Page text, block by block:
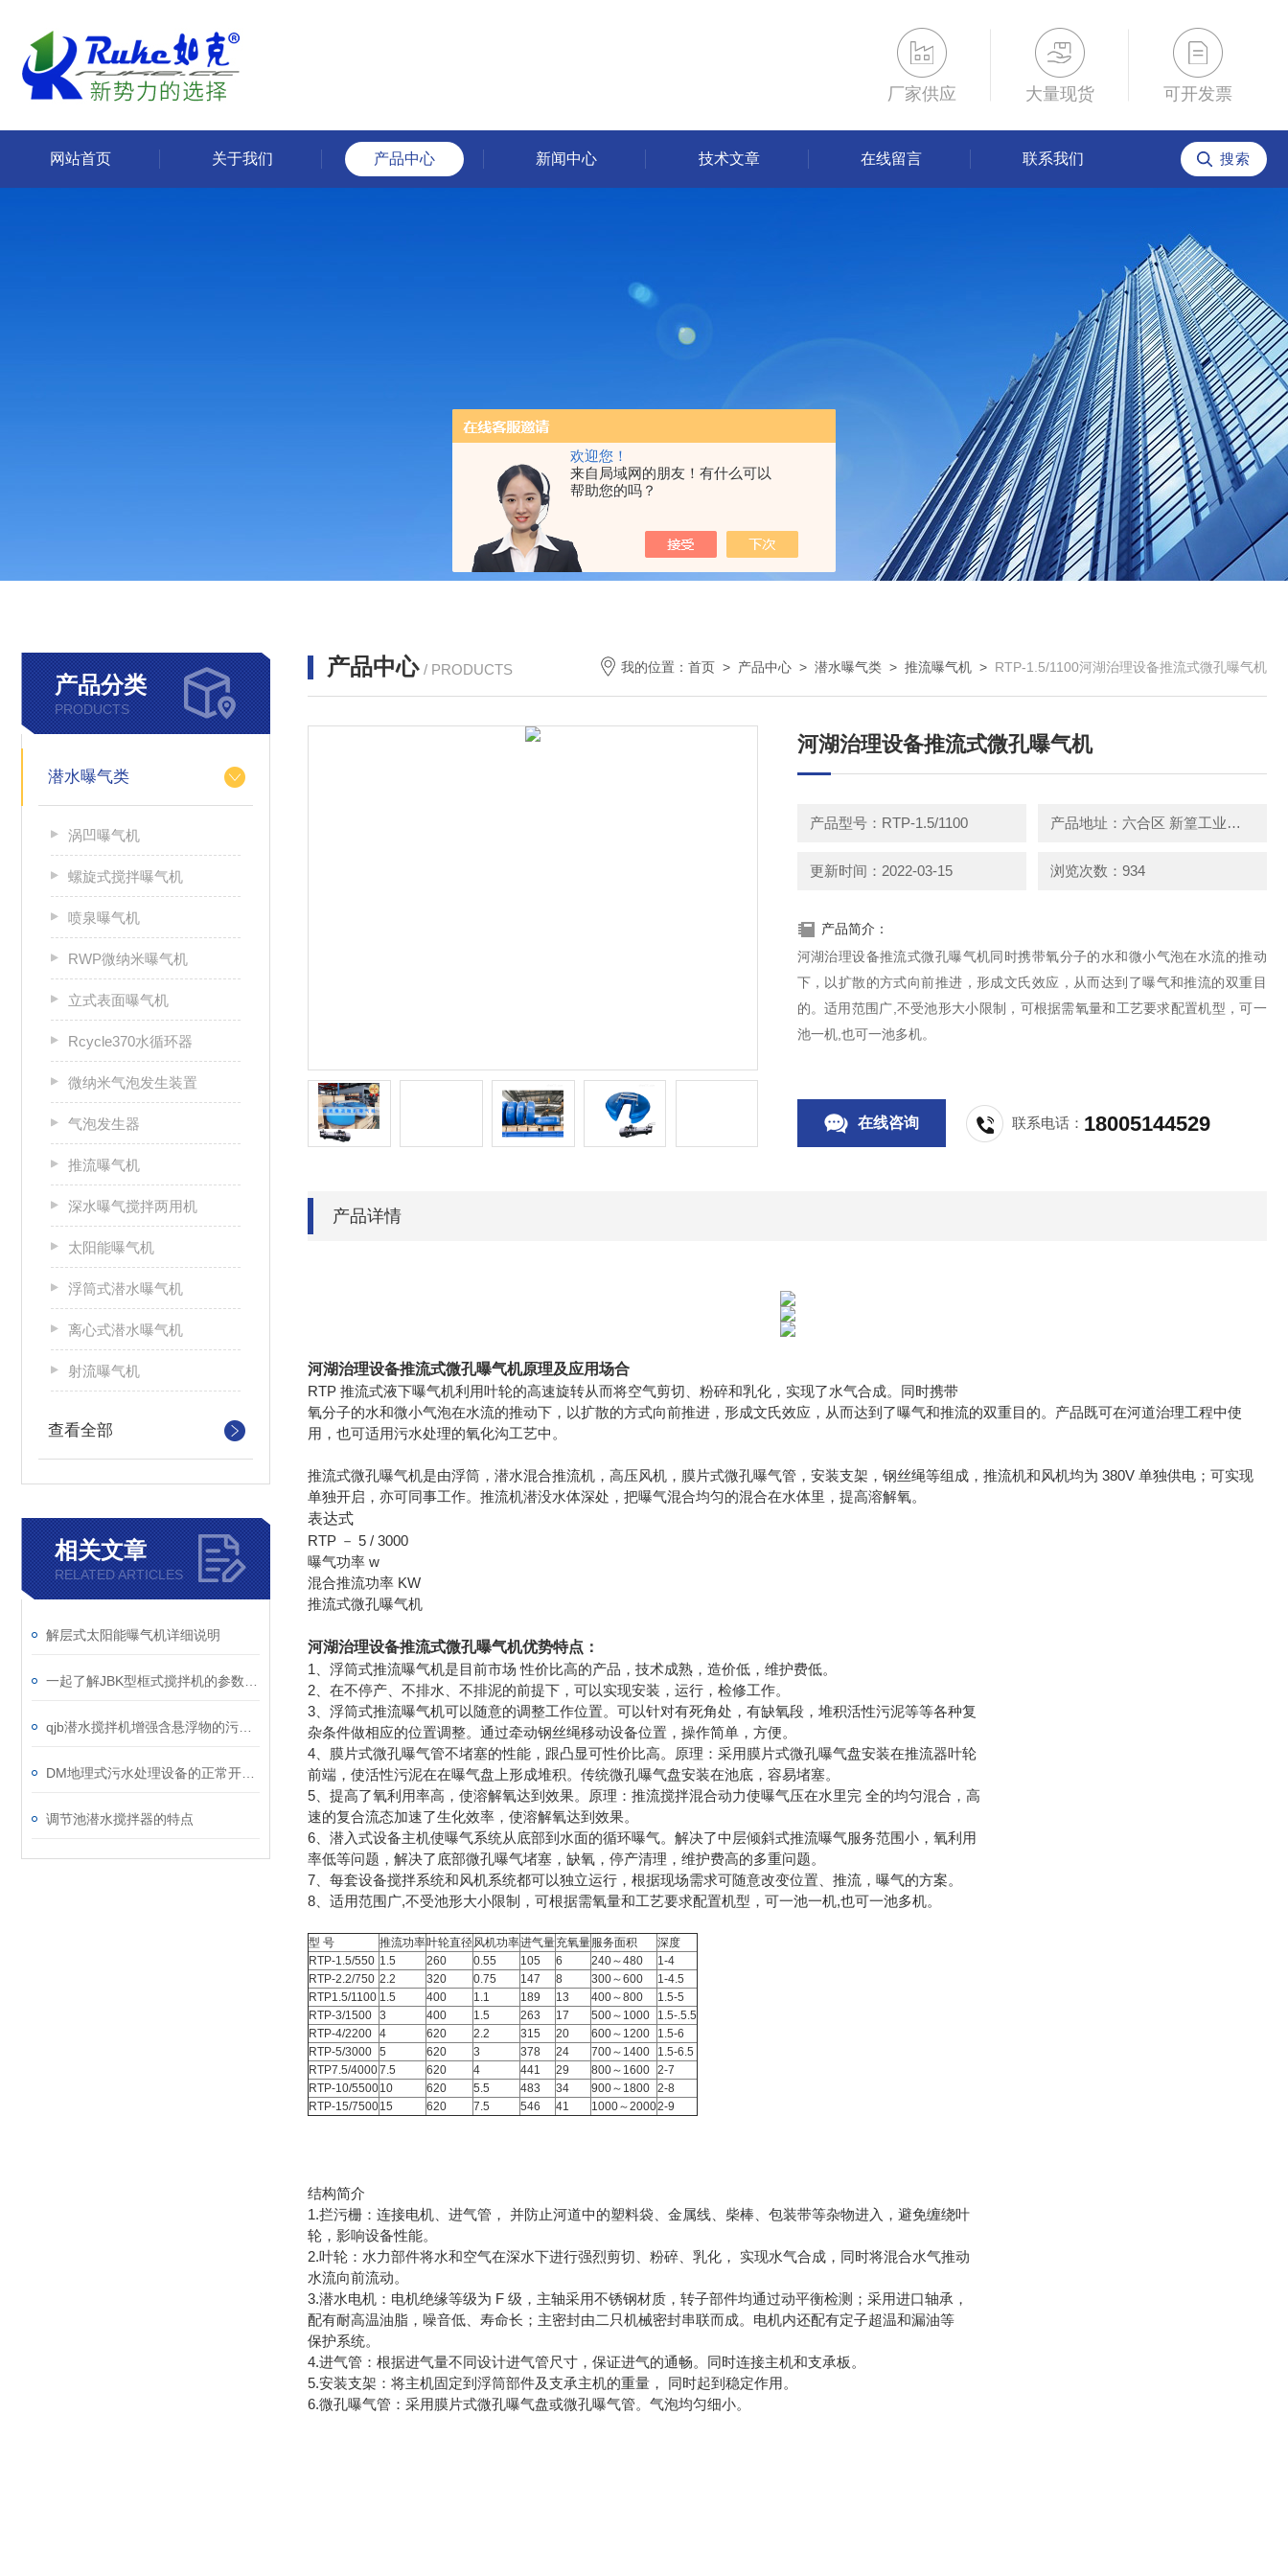
欢迎您！
来自局域网的朋友！有什么可以
帮助您的吗？
厂家供应 大量现货 可开发票
网站首页 关于我们 产品中心 新闻中心 技术文章 在线留言 联系我们
产品分类
PRODUCTS
潜水曝气类
涡凹曝气机
螺旋式搅拌曝气机
喷泉曝气机
RWP微纳米曝气机
立式表面曝气机
Rcycle370水循环器
微纳米气泡发生装置
气泡发生器
推流曝气机
深水曝气搅拌两用机
太阳能曝气机
浮筒式潜水曝气机
离心式潜水曝气机
射流曝气机
查看全部
相关文章
RELATED ARTICLES
解层式太阳能曝气机详细说明
调节池潜水搅拌器的特点
产品中心 / PRODUCTS 我的位置： 首页 > 产品中心 > 潜水曝气类 > 推流曝气机 > RTP-1.5/1100河湖治理设备推流式微孔曝气机
河湖治理设备推流式微孔曝气机
产品型号：RTP-1.5/1100 产品地址：六合区 新篁工业园园区中路3号
更新时间：2022-03-15 浏览次数：934
产品简介：
河湖治理设备推流式微孔曝气机同时携带氧分子的水和微小气泡在水流的推动
下，以扩散的方式向前推进，形成文氏效应，从而达到了曝气和推流的双重目
的。适用范围广,不受池形大小限制，可根据需氧量和工艺要求配置机型，可一
池一机,也可一池多机。
在线咨询 联系电话： 18005144529
产品详情
河湖治理设备推流式微孔曝气机原理及应用场合
RTP 推流式液下曝气机利用叶轮的高速旋转从而将空气剪切、粉碎和乳化，实现了水气合成。同时携带
氧分子的水和微小气泡在水流的推动下，以扩散的方式向前推进，形成文氏效应，从而达到了曝气和推流的双重目的。产品既可在河道治理工程中使
用，也可适用污水处理的氧化沟工艺中。
推流式微孔曝气机是由浮筒，潜水混合推流机，高压风机，膜片式微孔曝气管，安装支架，钢丝绳等组成，推流机和风机均为 380V 单独供电；可实现
单独开启，亦可同事工作。推流机潜没水体深处，把曝气混合均匀的混合在水体里，提高溶解氧。
表达式
RTP － 5 / 3000
曝气功率 w
混合推流功率 KW
推流式微孔曝气机
河湖治理设备推流式微孔曝气机优势特点：
1、浮筒式推流曝气机是目前市场 性价比高的产品，技术成熟，造价低，维护费低。
2、在不停产、不排水、不排泥的前提下，可以实现安装，运行，检修工作。
3、浮筒式推流曝气机可以随意的调整工作位置。可以针对有死角处，有缺氧段，堆积活性污泥等等各种复
杂条件做相应的位置调整。通过牵动钢丝绳移动设备位置，操作简单，方便。
4、膜片式微孔曝气管不堵塞的性能，跟凸显可性价比高。原理：采用膜片式微孔曝气盘安装在推流器叶轮
前端，使活性污泥在在曝气盘上形成堆积。传统微孔曝气盘安装在池底，容易堵塞。
5、提高了氧利用率高，使溶解氧达到效果。原理：推流搅拌混合动力使曝气压在水里完 全的均匀混合，高
速的复合流态加速了生化效率，使溶解氧达到效果。
6、潜入式设备主机使曝气系统从底部到水面的循环曝气。解决了中层倾斜式推流曝气服务范围小，氧利用
率低等问题，解决了底部微孔曝气堵塞，缺氧，停产清理，维护费高的多重问题。
7、每套设备搅拌系统和风机系统都可以独立运行，根据现场需求可随意改变位置、推流，曝气的方案。
8、适用范围广,不受池形大小限制，可根据需氧量和工艺要求配置机型，可一池一机,也可一池多机。
型 号 推流功率叶轮直径风机功率进气量充氧量服务面积
深度
RTP-1.5/550 1.5 260 0.55 105 6 240～480
1-4
RTP-2.2/750 2.2 320 0.75 147 8 300～600
1-4.5
RTP1.5/1100 1.5 400 1.1 189 13 400～800
1.5-5
RTP-3/1500 3 400 1.5 263 17 500～1000
1.5-.5.5
RTP-4/2200 4 620 2.2 315 20 600～1200
1.5-6
RTP-5/3000 5 620 3 378 24 700～1400
1.5-6.5
RTP7.5/40007.5 620 4 441 29 800～1600 2-7
RTP-10/550010 620 5.5 483 34 900～1800 2-8
RTP-15/750015 620 7.5 546 41 1000～20002-9
结构简介
1.拦污栅：连接电机、进气管， 并防止河道中的塑料袋、金属线、柴棒、包装带等杂物进入，避免缠绕叶
轮，影响设备性能。
2.叶轮：水力部件将水和空气在深水下进行强烈剪切、粉碎、乳化， 实现水气合成，同时将混合水气推动
水流向前流动。
3.潜水电机：电机绝缘等级为 F 级，主轴采用不锈钢材质，转子部件均通过动平衡检测；采用进口轴承，
配有耐高温油脂，噪音低、寿命长；主密封由二只机械密封串联而成。电机内还配有定子超温和漏油等
保护系统。
4.进气管：根据进气量不同设计进气管尺寸，保证进气的通畅。同时连接主机和支承板。
5.安装支架：将主机固定到浮筒部件及支承主机的重量， 同时起到稳定作用。
6.微孔曝气管：采用膜片式微孔曝气盘或微孔曝气管。气泡均匀细小。